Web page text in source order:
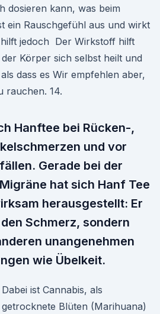
dosieren kann, was beim
ein Rauschgefühl aus und wirkt
jedoch Der Wirkstoff hilft
Körper sich selbst heilt und
dass es Wir empfehlen aber,
rauchen. 14.
Hanftee bei Rücken-,
und vor
Gerade bei der
hat sich Hanf Tee
herausgestellt: Er
Schmerz, sondern
unangenehmen
wie Übelkeit.
Dabei ist Cannabis, als
getrocknete Blüten (Marihuana)